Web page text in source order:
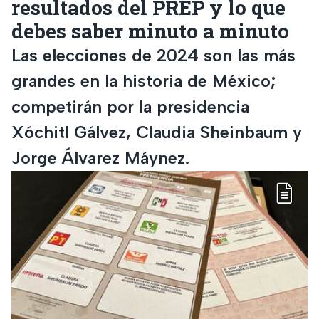
resultados del PREP y lo que
debes saber minuto a minuto
Las elecciones de 2024 son las más
grandes en la historia de México;
competirán por la presidencia
Xóchitl Gálvez, Claudia Sheinbaum y
Jorge Álvarez Máynez.